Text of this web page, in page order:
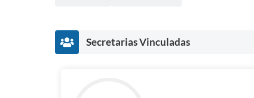
Secretarias Vinculadas